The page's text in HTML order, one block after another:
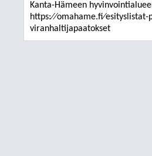
Kanta-Hämeen
viranhaltijapaatokset